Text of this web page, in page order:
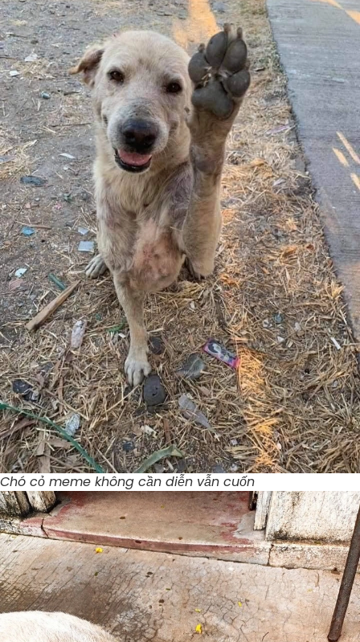
Chó cỏ meme không cần diễn vẫn cuốn